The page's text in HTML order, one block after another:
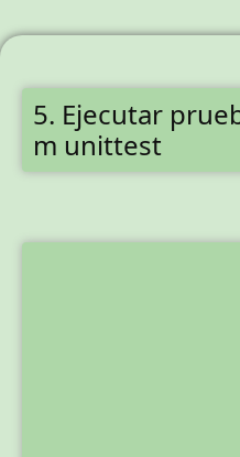
5. Ejecutar
m unittest